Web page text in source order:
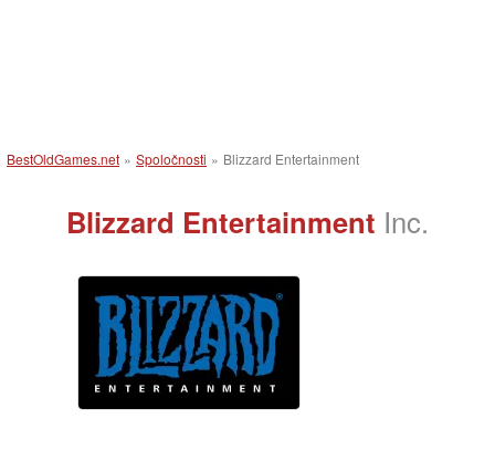
BestOldGames.net » Spoločnosti » Blizzard Entertainment
Blizzard Entertainment Inc.